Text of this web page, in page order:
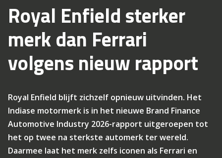
Royal Enfield sterker
merk dan Ferrari
volgens nieuw rapport
Royal Enfield blijft zichzelf opnieuw uitvinden. Het
Indiase motormerk is in het nieuwe Brand Finance
Automotive Industry 2026-rapport uitgeroepen tot
het op twee na sterkste automerk ter wereld.
Daarmee laat het merk zelfs iconen als Ferrari en